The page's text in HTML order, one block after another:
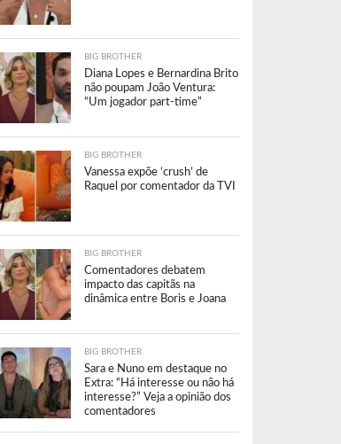
BIG BROTHER
Diana Lopes e Bernardina Brito
não poupam João Ventura:
“Um jogador part-time”
BIG BROTHER
Vanessa expõe ‘crush’ de
Raquel por comentador da TVI
BIG BROTHER
Comentadores debatem
impacto das capitãs na
dinâmica entre Boris e Joana
BIG BROTHER
Sara e Nuno em destaque no
Extra: “Há interesse ou não há
interesse?” Veja a opinião dos
comentadores